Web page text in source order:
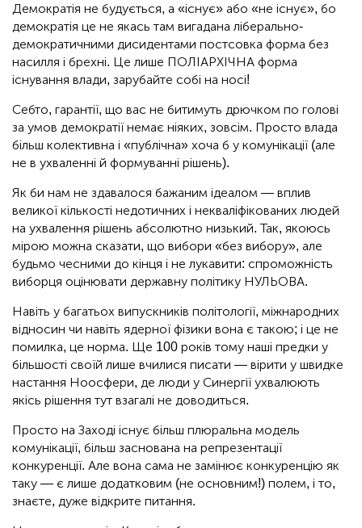
Демократія не будується, а «існує» або «не існує», бо
демократія це не якась там вигадана ліберально-
демократичними дисидентами постсовка форма без
насилля і брехні. Це лише ПОЛІАРХІЧНА форма
існування влади, зарубайте собі на носі!
Себто, гарантії, що вас не битимуть дрючком по голові
за умов демократії немає ніяких, зовсім. Просто влада
більш колективна і «публічна» хоча б у комунікації (але
не в ухваленні й формуванні рішень).
Як би нам не здавалося бажаним ідеалом — вплив
великої кількості недотичних і некваліфікованих людей
на ухвалення рішень абсолютно низький. Так, якоюсь
мірою можна сказати, що вибори «без вибору», але
будьмо чесними до кінця і не лукавити: спроможність
виборця оцінювати державну політику НУЛЬОВА.
Навіть у багатьох випускників політології, міжнародних
відносин чи навіть ядерної фізики вона є такою; і це не
помилка, це норма. Ще 100 років тому наші предки у
більшості своїй лише вчилися писати — вірити у швидке
настання Ноосфери, де люди у Синергії ухвалюють
якісь рішення тут взагалі не доводиться.
Просто на Заході існує більш плюральна модель
комунікації, більш заснована на репрезентації
конкуренції. Але вона сама не замінює конкуренцію як
таку — є лише додатковим (не основним!) полем, і то,
знаєте, дуже відкрите питання.